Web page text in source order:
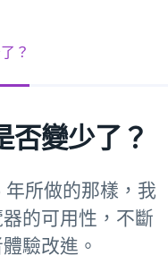
？
否變少了？
所做的那樣，我
的可用性，不斷
驗改進。